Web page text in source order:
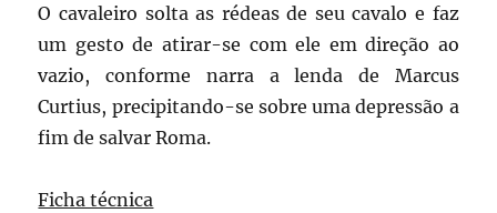
O cavaleiro solta as rédeas de seu cavalo e faz
um gesto de atirar-se com ele em direção ao
vazio, conforme narra a lenda de Marcus
Curtius, precipitando-se sobre uma depressão a
fim de salvar Roma.
Ficha técnica